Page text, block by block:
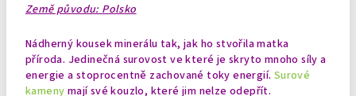
Země původu: Polsko
Nádherný kousek minerálu tak, jak ho stvořila matka
příroda. Jedinečná surovost ve které je skryto mnoho síly a
energie a stoprocentně zachované toky energií. Surové
kameny mají své kouzlo, které jim nelze odepřít.